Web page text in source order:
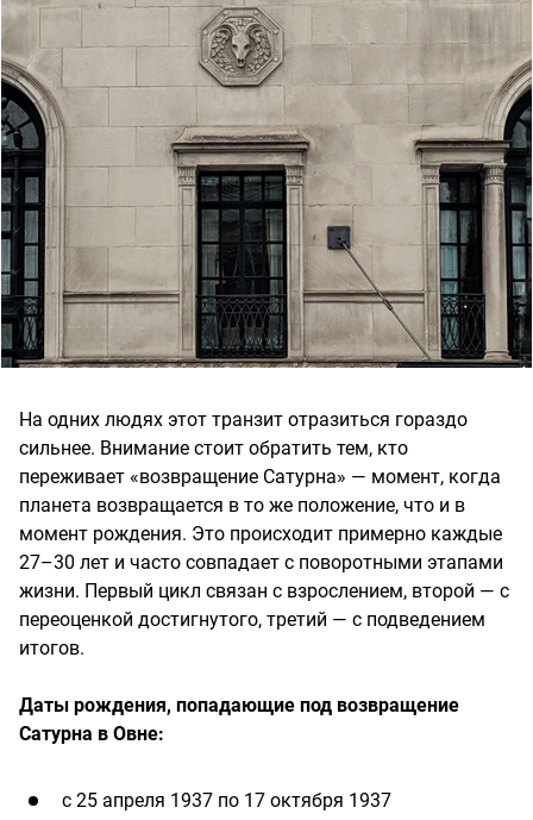
На одних людях этот транзит отразиться гораздо
сильнее. Внимание стоит обратить тем, кто
переживает «возвращение Сатурна» — момент, когда
планета возвращается в то же положение, что и в
момент рождения. Это происходит примерно каждые
27–30 лет и часто совпадает с поворотными этапами
жизни. Первый цикл связан с взрослением, второй — с
переоценкой достигнутого, третий — с подведением
итогов.
Даты рождения, попадающие под возвращение
Сатурна в Овне:
с 25 апреля 1937 по 17 октября 1937